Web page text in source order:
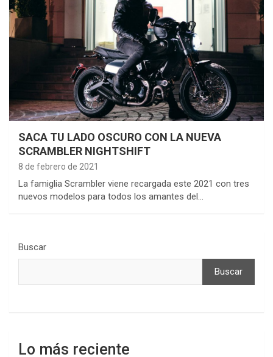
SACA TU LADO OSCURO CON LA NUEVA
SCRAMBLER NIGHTSHIFT
8 de febrero de 2021
La famiglia Scrambler viene recargada este 2021 con tres
nuevos modelos para todos los amantes del…
Buscar
Buscar
Lo más reciente